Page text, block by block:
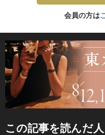
会員の方は
この記事を読んだ